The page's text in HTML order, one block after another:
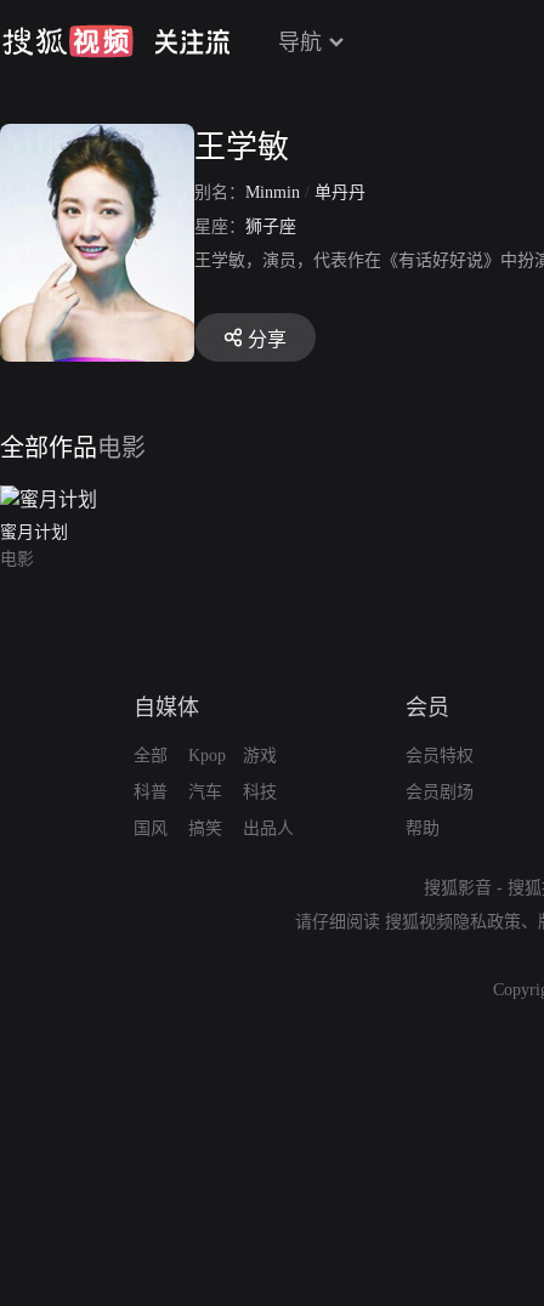
导航
王学敏
别名： Minmin / 单丹丹
星座： 狮子座
王学敏，演员，代表作在《有话好好说》中
分享
全部作品电影
蜜月计划
电影
自媒体
全部
科普
国风
Kpop
汽车
搞笑
游戏
科技
出品人
会员
会员特权
会员剧场
帮助
搜狐影音 - 搜
请仔细阅读 搜狐视频隐私政策、